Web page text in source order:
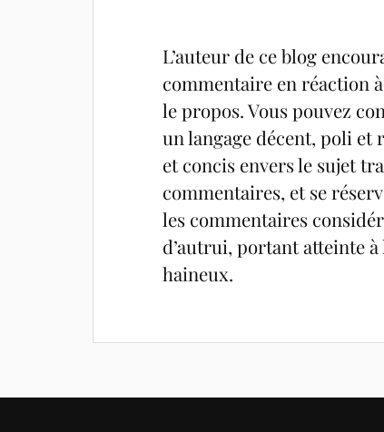
L’auteur de ce blog
commentaire en réaction
le propos. Vous pouvez
un langage décent, poli et
et concis envers le sujet
commentaires, et se
les commentaires
d’autrui, portant atteinte
haineux.